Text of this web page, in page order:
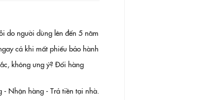
do người dùng lên đến 5 năm
cả khi mất phiếu bảo hành
không ưng ý? Đổi hàng
Nhận hàng - Trả tiền tại nhà.